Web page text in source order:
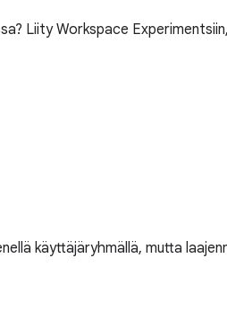
Liity Workspace
käyttäjäryhmällä, mutta